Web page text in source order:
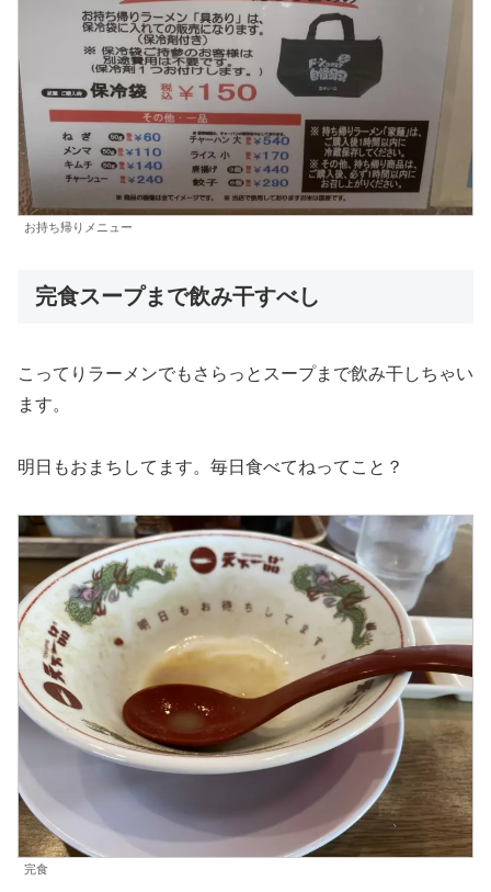
お持ち帰りメニュー
完食スープまで飲み干すべし
こってりラーメンでもさらっとスープまで飲み干しちゃい
ます。
明日もおまちしてます。毎日食べてねってこと？
完食